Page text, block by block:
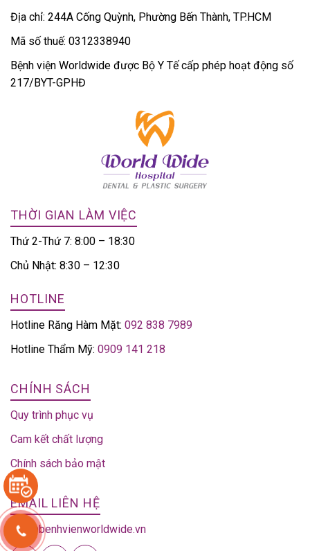
Địa chỉ: 244A Cống Quỳnh, Phường Bến Thành, TP.HCM
Mã số thuế: 0312338940
Bệnh viện Worldwide được Bộ Y Tế cấp phép hoạt động số
217/BYT-GPHĐ
THỜI GIAN LÀM VIỆC
Thứ 2-Thứ 7: 8:00 – 18:30
Chủ Nhật: 8:30 – 12:30
HOTLINE
Hotline Răng Hàm Mặt: 092 838 7989
Hotline Thẩm Mỹ: 0909 141 218
CHÍNH SÁCH
Quy trình phục vụ
Cam kết chất lượng
Chính sách bảo mật
EMAIL LIÊN HỆ
info@benhvienworldwide.vn